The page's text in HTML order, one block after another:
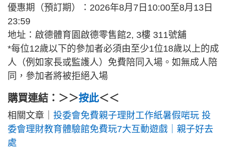
優惠期（預訂期）：2026年8月7日10:00至8月13日
23:59
地址：啟德體育園啟德零售館2, 3樓 311號舖
*每位12歲以下的參加者必須由至少1位18歲以上的成
人（例如家長或監護人）免費陪同入場。如無成人陪
同，參加者將被拒絕入場
購買連結：＞＞按此＜＜
相關文章｜ 投委會免費親子理財工作紙暑假啱玩 投
委會理財教育體驗館免費玩7大互動遊戲｜親子好去
處